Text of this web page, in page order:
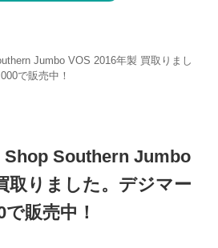
Jumbo VOS 2016年製 買取りまし
で販売中！
Southern Jumbo
取りました。デジマー
販売中！